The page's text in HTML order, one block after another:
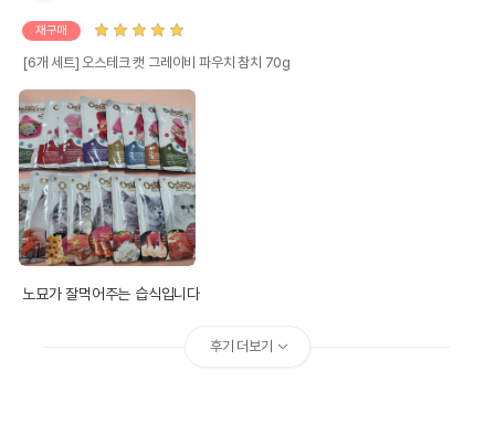
재구매
[6개 세트] 오스테크 캣 그레이비 파우치 참치 70g
노묘가 잘먹어주는 습식입니다
후기 더보기